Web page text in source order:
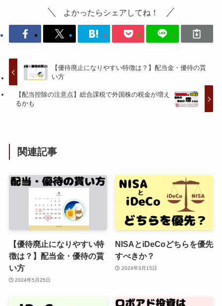
よかったらシェアしてね！
【優待廃止になりやすい特徴は？】配当金・優待の貰
い方
【配当控除の注意点】総合課税で外国株の税金が増え
るかも
関連記事
【優待廃止になりやすい特
徴は？】配当金・優待の貰
い方
2024年5月25日
NISAとiDeCoどちらを優先
すべきか？
2024年3月15日